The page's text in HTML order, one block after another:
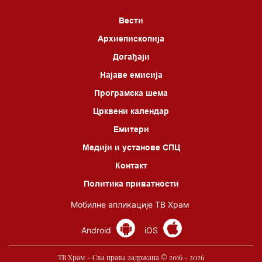
Вести
Архиепископија
Догађаји
Најаве емисија
Програмска шема
Црквени календар
Емитери
Медији и установе СПЦ
Контакт
Политика приватности
Мобилне апликације ТВ Храм
Android iOS
ТВ Храм - Сва права задржана © 2016 - 2026